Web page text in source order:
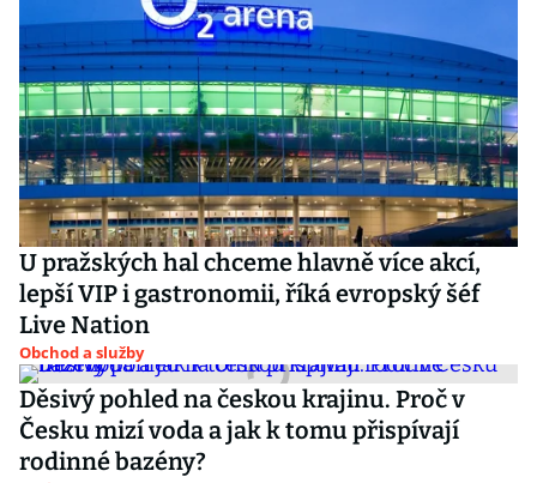
U pražských hal chceme hlavně více akcí,
lepší VIP i gastronomii, říká evropský šéf
Live Nation
Obchod a služby
Děsivý pohled na českou krajinu. Proč v
Česku mizí voda a jak k tomu přispívají
rodinné bazény?